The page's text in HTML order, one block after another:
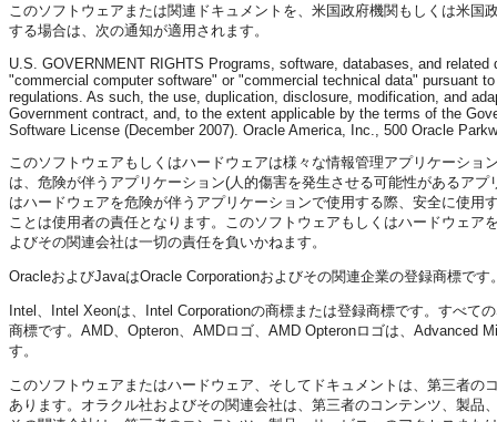
このソフトウェアまたは関連ドキュメントを、米国政府機関もしくは米
する場合は、次の通知が適用されます。
U.S. GOVERNMENT RIGHTS Programs, software, databases, and
"commercial computer software" or "commercial technical data" pursuant
regulations. As such, the use, duplication, disclosure, modification, and
Government contract, and, to the extent applicable by the terms of the
Software License (December 2007). Oracle America, Inc., 500 Oracle
このソフトウェアもしくはハードウェアは様々な情報管理アプリケーシ
は、危険が伴うアプリケーション(人的傷害を発生させる可能性があるア
はハードウェアを危険が伴うアプリケーションで使用する際、安全に使
ことは使用者の責任となります。このソフトウェアもしくはハードウェ
よびその関連会社は一切の責任を負いかねます。
OracleおよびJavaはOracle Corporationおよびその関連企業の登録商標で
Intel、Intel Xeonは、Intel Corporationの商標または登録商標です。すべて
商標です。AMD、Opteron、AMDロゴ、AMD Opteronロゴは、Advanced
す。
このソフトウェアまたはハードウェア、そしてドキュメントは、第三者
あります。オラクル社およびその関連会社は、第三者のコンテンツ、製